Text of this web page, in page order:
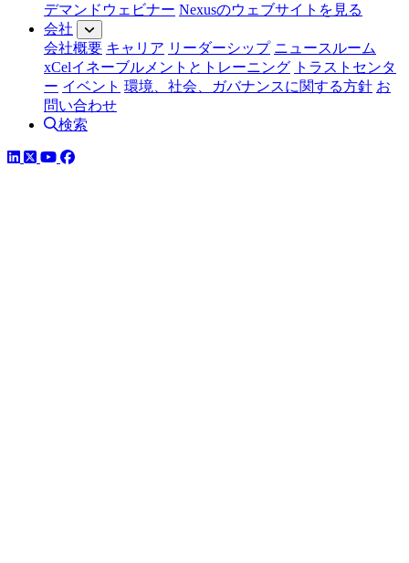
デマンドウェビナー Nexusのウェブサイトを見る
会社
会社概要 キャリア リーダーシップ ニュースルーム
xCelイネーブルメントとトレーニング トラストセンタ
ー イベント 環境、社会、ガバナンスに関する方針 お
問い合わせ
検索
LinkedIn
ツイッター
YouTube
Facebook